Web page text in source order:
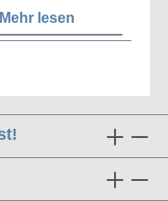
Mehr lesen